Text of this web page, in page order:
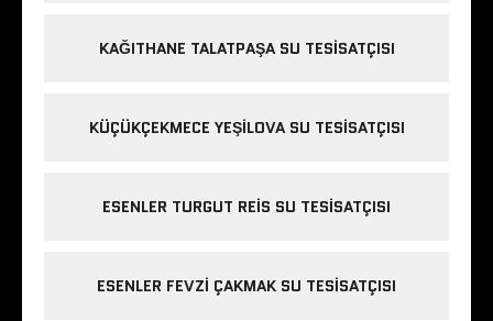
KAĞITHANE TALATPAŞA SU TESISATÇISI
KÜÇÜKÇEKMECE YEŞILOVA SU TESISATÇISI
ESENLER TURGUT REIS SU TESISATÇISI
ESENLER FEVZI ÇAKMAK SU TESISATÇISI